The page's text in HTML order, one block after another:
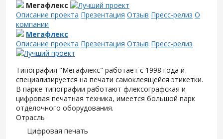
Мегафлекс
Описание проекта Презентация Отзыв Пресс-релиз О
компании
Мегафлекс
Описание проекта Презентация Отзыв Пресс-релиз
Типография "Мегафлекс" работает с 1998 года и
специализируется на печати самоклеящейся этикетки.
В парке типографии работают флексографская и
цифровая печатная техника, имеется большой парк
отделочного оборудования.
Отрасль
Цифровая печать